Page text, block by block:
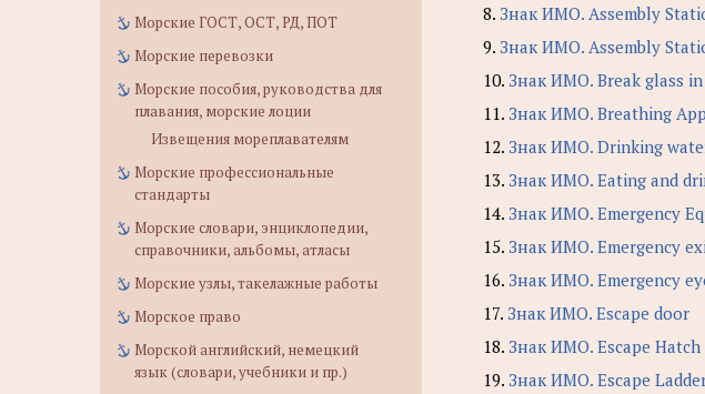
Морские ГОСТ, ОСТ, РД, ПОТ
Морские перевозки
Морские пособия, руководства для
плавания, морские лоции
Извещения мореплавателям
Морские профессиональные
стандарты
Морские словари, энциклопедии,
справочники, альбомы, атласы
Морские узлы, такелажные работы
Морское право
Морской английский, немецкий
язык (словари, учебники и пр.)
8. Знак ИМО. Assembly
9. Знак ИМО. Assembly
10. Знак ИМО. Break glass in
11. Знак ИМО. Breathing
12. Знак ИМО. Drinking
13. Знак ИМО. Eating and
14. Знак ИМО. Emergency
15. Знак ИМО. Emergency
16. Знак ИМО. Emergency
17. Знак ИМО. Escape door
18. Знак ИМО. Escape Hatch
19. Знак ИМО. Escape